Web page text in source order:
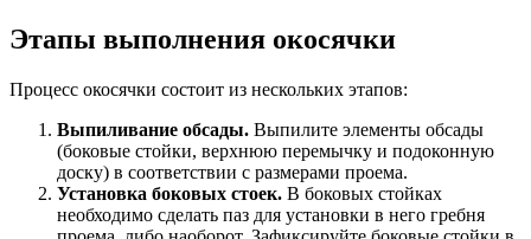
Этапы выполнения окосячки
Процесс окосячки состоит из нескольких этапов:
Выпиливание обсады. Выпилите элементы обсады
(боковые стойки, верхнюю перемычку и подоконную
доску) в соответствии с размерами проема.
Установка боковых стоек. В боковых стойках
необходимо сделать паз для установки в него гребня